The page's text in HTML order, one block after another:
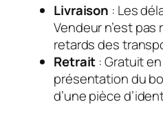
Livraison : Les
Vendeur n’est
retards des
Retrait : Gratuit
présentation du
d’une pièce